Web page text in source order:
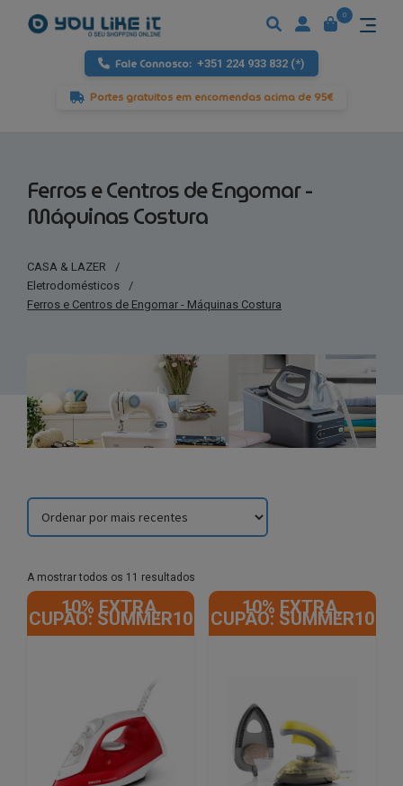
Fale Connosco: +351 224 933 832 (*)
Portes gratuitos em encomendas acima de 95€
0
Ferros e Centros de Engomar -
Máquinas Costura
CASA & LAZER
/
Eletrodomésticos
/
Ferros e Centros de Engomar - Máquinas Costura
A mostrar todos os 11 resultados
latest
10% EXTRA,
CUPÃO: SUMMER10
10% EXTRA,
CUPÃO: SUMMER10